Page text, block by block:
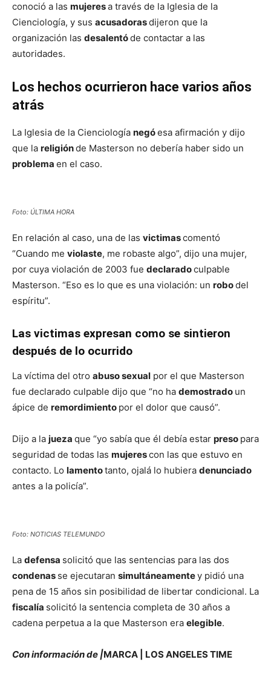
conoció a las mujeresa través de la Iglesia de la
Cienciología, y sus acusadorasdijeron que la
organización las desalentóde contactar a las
autoridades.
Los hechos ocurrieron hace varios años
atrás
La Iglesia de la Cienciología negóesa afirmación y dijo
que la religiónde Masterson no debería haber sido un
problema en el caso.
Foto: ÚLTIMA HORA
En relación al caso, una de las victimascomentó
“Cuando me violaste, me robaste algo”, dijo una mujer,
por cuya violación de 2003 fue declaradoculpable
Masterson. “Eso es lo que es una violación: un robodel
espíritu”.
Las victimas expresan como se sintieron
después de lo ocurrido
La víctima del otro abuso sexual por el que Masterson
fue declarado culpable dijo que “no ha demostrado un
ápice de remordimiento por el dolor que causó”.
Dijo a la jueza que “yo sabía que él debía estar preso para
seguridad de todas las mujerescon las que estuvo en
contacto. Lo lamentotanto, ojalá lo hubiera denunciado
antes a la policía”.
Foto: NOTICIAS TELEMUNDO
La defensa solicitó que las sentencias para las dos
condenas se ejecutaran simultáneamentey pidió una
pena de 15 años sin posibilidad de libertar condicional. La
fiscalía solicitó la sentencia completa de 30 años a
cadena perpetua a la que Masterson era elegible.
Con información de |MARCA | LOS ANGELES TIME